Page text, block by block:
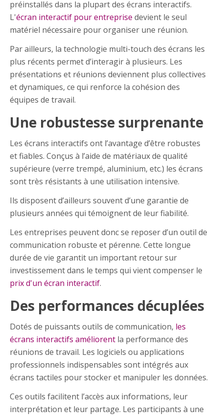
préinstallés dans la plupart des écrans interactifs.
L'écran interactif pour entreprise devient le seul
matériel nécessaire pour organiser une réunion.
Par ailleurs, la technologie multi-touch des écrans les
plus récents permet d’interagir à plusieurs. Les
présentations et réunions deviennent plus collectives
et dynamiques, ce qui renforce la cohésion des
équipes de travail.
Une robustesse surprenante
Les écrans interactifs ont l’avantage d’être robustes
et fiables. Conçus à l’aide de matériaux de qualité
supérieure (verre trempé, aluminium, etc.) les écrans
sont très résistants à une utilisation intensive.
Ils disposent d’ailleurs souvent d’une garantie de
plusieurs années qui témoignent de leur fiabilité.
Les entreprises peuvent donc se reposer d’un outil de
communication robuste et pérenne. Cette longue
durée de vie garantit un important retour sur
investissement dans le temps qui vient compenser le
prix d'un écran interactif.
Des performances décuplées
Dotés de puissants outils de communication, les
écrans interactifs améliorent la performance des
réunions de travail. Les logiciels ou applications
professionnels indispensables sont intégrés aux
écrans tactiles pour stocker et manipuler les données.
Ces outils facilitent l’accès aux informations, leur
interprétation et leur partage. Les participants à une